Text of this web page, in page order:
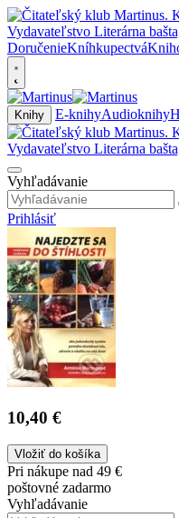
DoručenieKníhkupectvá
Knihy E-knihyAudioknihy
Vyhľadávanie
Prihlásiť
10,40 €
Vložiť do košíka
Pri nákupe nad 49 €
poštovné zadarmo
Vyhľadávanie